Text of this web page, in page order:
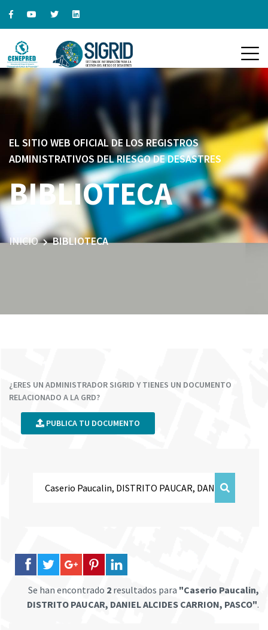
EL SITIO WEB OFICIAL DE LOS REGISTROS
ADMINISTRATIVOS DEL RIESGO DE DESASTRES
BIBLIOTECA
INICIO BIBLIOTECA
¿ERES UN ADMINISTRADOR SIGRID Y TIENES UN DOCUMENTO
RELACIONADO A LA GRD?
PUBLICA TU DOCUMENTO
Se han encontrado 2 resultados para "Caserio Paucalin,
DISTRITO PAUCAR, DANIEL ALCIDES CARRION, PASCO".